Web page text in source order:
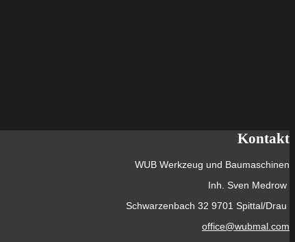
Kontakt
WUB Werkzeug und Baumaschinen
Inh. Sven Medrow
Schwarzenbach 32 9701 Spittal/Drau
office@wubmal.com